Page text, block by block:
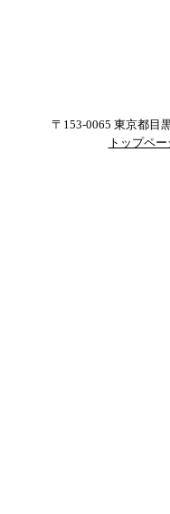
〒153-0065 東京都目
トップペ